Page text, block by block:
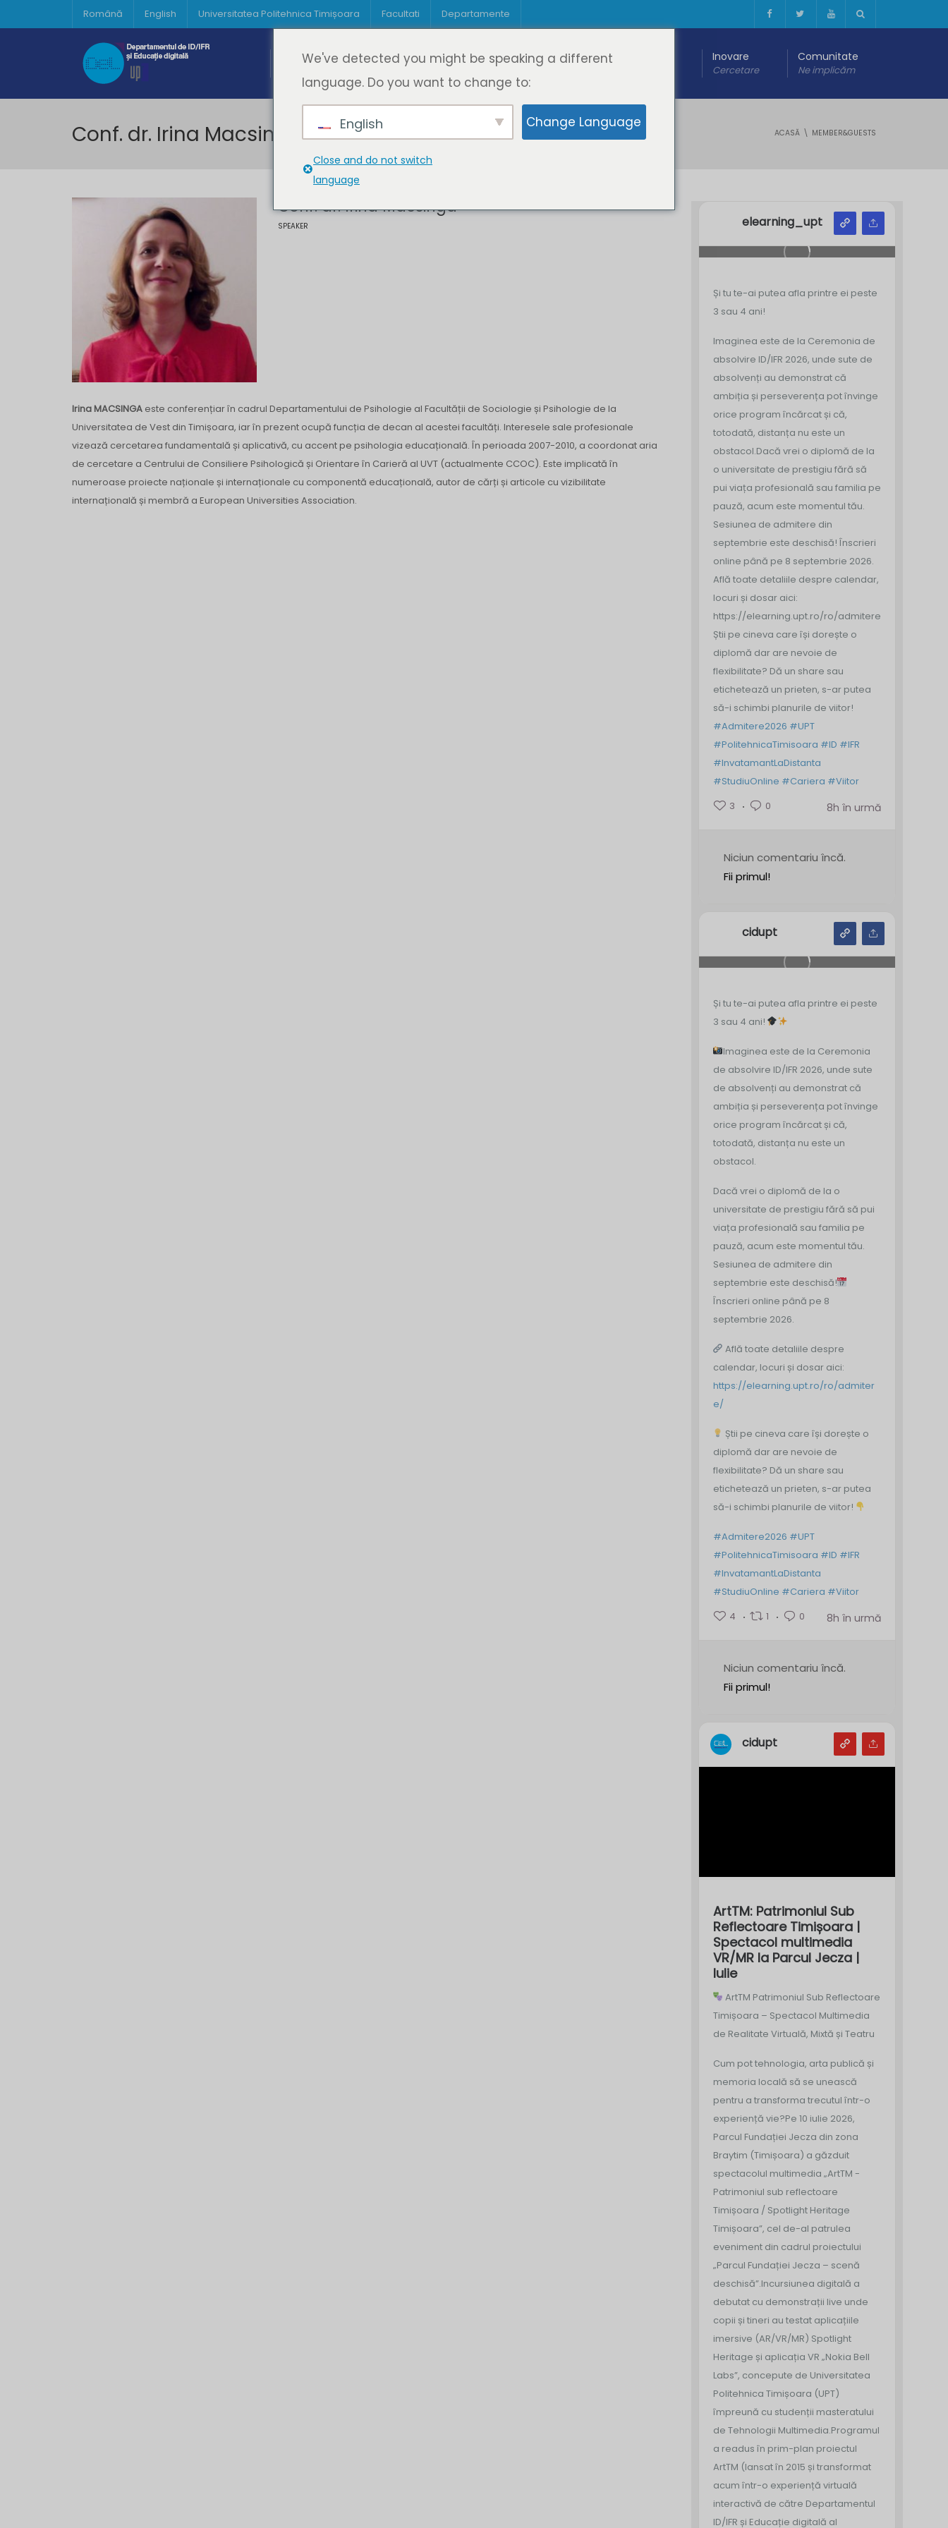
Română English Universitatea Politehnica Timișoara Facultati Departamente
Acasă Despre DeL
Cine suntem
Educație
Oferta de cursuri
Educație digitală Inovare
Cercetare
Comunitate
Ne implicăm
Conf. dr. Irina Macsinga ACASĂ MEMBER&GUESTS
Conf. dr. Irina Macsinga
SPEAKER
Irina MACSINGA este conferențiar în cadrul Departamentului de Psihologie al Facultății de Sociologie și Psihologie de la
Universitatea de Vest din Timișoara, iar în prezent ocupă funcția de decan al acestei facultăți. Interesele sale profesionale
vizează cercetarea fundamentală și aplicativă, cu accent pe psihologia educațională. În perioada 2007-2010, a coordonat aria
de cercetare a Centrului de Consiliere Psihologică și Orientare în Carieră al UVT (actualmente CCOC). Este implicată în
numeroase proiecte naționale și internaționale cu componentă educațională, autor de cărți și articole cu vizibilitate
internațională și membră a European Universities Association.
elearning_upt
Și tu te-ai putea afla printre ei peste
3 sau 4 ani!
Imaginea este de la Ceremonia de
absolvire ID/IFR 2026, unde sute de
absolvenți au demonstrat că
ambiția și perseverența pot învinge
orice program încărcat și că,
totodată, distanța nu este un
obstacol.Dacă vrei o diplomă de la
o universitate de prestigiu fără să
pui viața profesională sau familia pe
pauză, acum este momentul tău.
Sesiunea de admitere din
septembrie este deschisă! Înscrieri
online până pe 8 septembrie 2026.
Află toate detaliile despre calendar,
locuri și dosar aici:
https://elearning.upt.ro/ro/admitere/
Știi pe cineva care își dorește o
diplomă dar are nevoie de
flexibilitate? Dă un share sau
etichetează un prieten, s-ar putea
să-i schimbi planurile de viitor!
#Admitere2026 #UPT
#PolitehnicaTimisoara #ID #IFR
#InvatamantLaDistanta
#StudiuOnline #Cariera #Viitor
3
0 8h în urmă
Niciun comentariu încă.
Fii primul!
cidupt
Și tu te-ai putea afla printre ei peste
3 sau 4 ani!
Imaginea este de la Ceremonia
de absolvire ID/IFR 2026, unde sute
de absolvenți au demonstrat că
ambiția și perseverența pot învinge
orice program încărcat și că,
totodată, distanța nu este un
obstacol.
Dacă vrei o diplomă de la o
universitate de prestigiu fără să pui
viața profesională sau familia pe
pauză, acum este momentul tău.
Sesiunea de admitere din
septembrie este deschisă!
Înscrieri online până pe 8
septembrie 2026.
Află toate detaliile despre
calendar, locuri și dosar aici:
https://elearning.upt.ro/ro/admiter
e/
Știi pe cineva care își dorește o
diplomă dar are nevoie de
flexibilitate? Dă un share sau
etichetează un prieten, s-ar putea
să-i schimbi planurile de viitor!
#Admitere2026 #UPT
#PolitehnicaTimisoara #ID #IFR
#InvatamantLaDistanta
#StudiuOnline #Cariera #Viitor
4
1 0 8h în urmă
Niciun comentariu încă.
Fii primul!
cidupt
ArtTM: Patrimoniul Sub
Reflectoare Timișoara |
Spectacol multimedia
VR/MR la Parcul Jecza |
Iulie
ArtTM Patrimoniul Sub Reflectoare
Timișoara – Spectacol Multimedia
de Realitate Virtuală, Mixtă și Teatru
Cum pot tehnologia, arta publică și
memoria locală să se unească
pentru a transforma trecutul într-o
experiență vie?Pe 10 iulie 2026,
Parcul Fundației Jecza din zona
Braytim (Timișoara) a găzduit
spectacolul multimedia „ArtTM -
Patrimoniul sub reflectoare
Timișoara / Spotlight Heritage
Timișoara”, cel de-al patrulea
eveniment din cadrul proiectului
„Parcul Fundației Jecza – scenă
deschisă”.Incursiunea digitală a
debutat cu demonstrații live unde
copii și tineri au testat aplicațiile
imersive (AR/VR/MR) Spotlight
Heritage și aplicația VR „Nokia Bell
Labs”, concepute de Universitatea
Politehnica Timișoara (UPT)
împreună cu studenții masteratului
de Tehnologii Multimedia.Programul
a readus în prim-plan proiectul
ArtTM (lansat în 2015 și transformat
acum într-o experiență virtuală
interactivă de către Departamentul
ID/IFR și Educație digitală al
We've detected you might be speaking a different
language. Do you want to change to:
English Change Language
Close and do not switch
language